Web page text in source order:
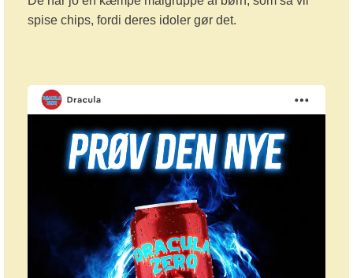
spise chips, fordi deres idoler gør det.